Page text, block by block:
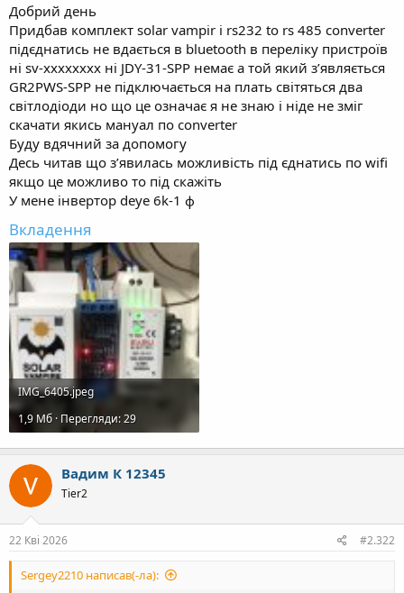
к
у
Добрий день
Придбав комплект solar vampir і rs232 to rs 485 converter
підєднатись не вдається в bluetooth в переліку пристроїв
ні sv-xxxxxxxx ні JDY-31-SPP немає а той який зʼявляється
GR2PWS-SPP не підключається на плать світяться два
світлодіоди но що це означає я не знаю і ніде не зміг
скачати якись мануал по converter
Буду вдячний за допомогу
Десь читав що зʼявилась можливість під єднатись по wifi
якщо це можливо то під скажіть
У мене інвертор deye 6k-1 ф
Вкладення
IMG_6405.jpeg
1,9 Mб · Перегляди: 29
Вадим К 12345
Tier2
22 Кві 2026 #2.322
Sergey2210 написав(-ла):